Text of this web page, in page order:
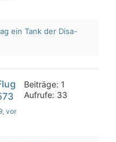
ein Tank der Disa-
, vor
Beiträge: 1
Aufrufe: 33